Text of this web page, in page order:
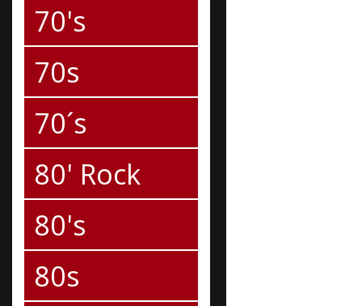
70's
70s
70´s
80' Rock
80's
80s